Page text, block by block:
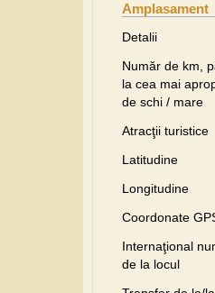
Amplasament
Detalii
Număr de km,
la cea mai
de schi / mare
Atracţii turistice
Latitudine
Longitudine
Coordonate
Internaţional
de la locul